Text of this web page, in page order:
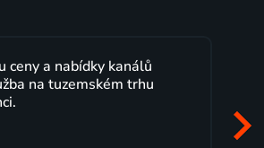
už několik let s
spokojeností. Velký výběr
a nemuset běžet k TV na